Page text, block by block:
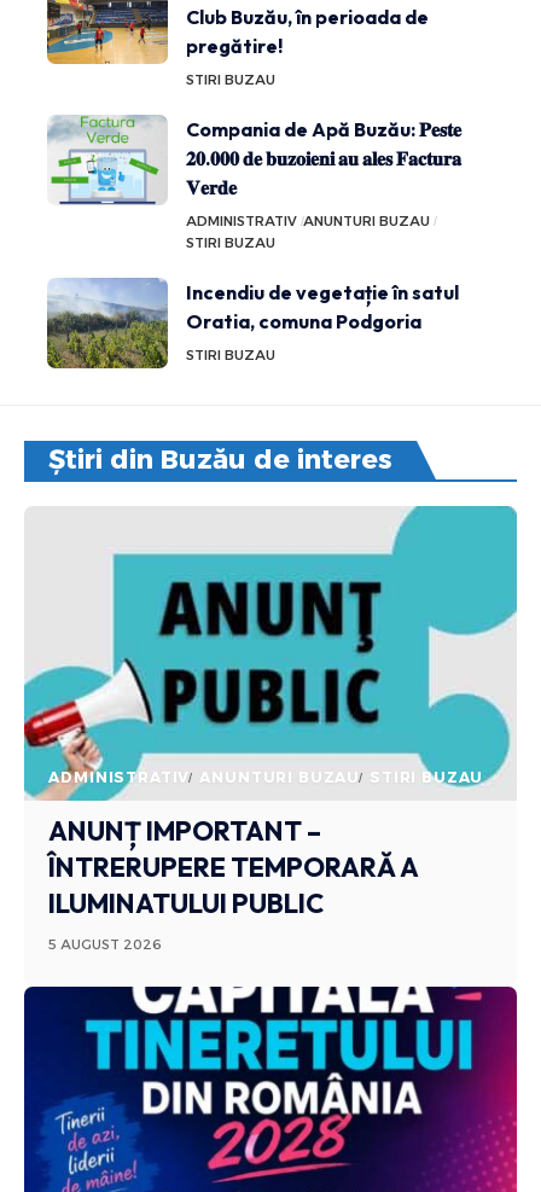
Club Buzău, în perioada de
pregătire!
STIRI BUZAU
Compania de Apă Buzău: 𝐏𝐞𝐬𝐭𝐞
𝟐𝟎.𝟎𝟎𝟎 𝐝𝐞 𝐛𝐮𝐳𝐨𝐢𝐞𝐧𝐢 𝐚𝐮 𝐚𝐥𝐞𝐬 𝐅𝐚𝐜𝐭𝐮𝐫𝐚
𝐕𝐞𝐫𝐝𝐞
ADMINISTRATIV ANUNTURI BUZAU
STIRI BUZAU
Incendiu de vegetație în satul
Oratia, comuna Podgoria
STIRI BUZAU
Știri din Buzău de interes
ADMINISTRATIV ANUNTURI BUZAU STIRI BUZAU
ANUNȚ IMPORTANT –
ÎNTRERUPERE TEMPORARĂ A
ILUMINATULUI PUBLIC
5 AUGUST 2026